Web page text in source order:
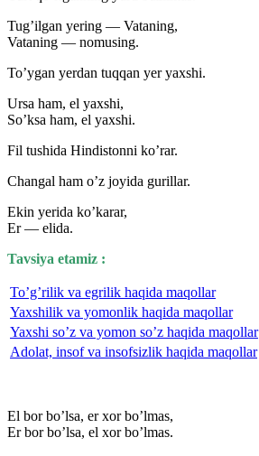
Tug’ilgan yering — Vataning,
Vataning — nomusing.
To’ygan yerdan tuqqan yer yaxshi.
Ursa ham, el yaxshi,
So’ksa ham, el yaxshi.
Fil tushida Hindistonni ko’rar.
Changal ham o’z joyida gurillar.
Ekin yerida ko’karar,
Er — elida.
Tavsiya etamiz :
To’g’rilik va egrilik haqida maqollar
Yaxshilik va yomonlik haqida maqollar
Yaxshi so’z va yomon so’z haqida maqollar
Adolat, insof va insofsizlik haqida maqollar
El bor bo’lsa, er xor bo’lmas,
Er bor bo’lsa, el xor bo’lmas.